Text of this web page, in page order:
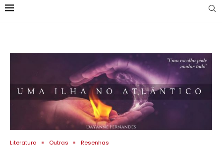
Literatura Outras Resenhas